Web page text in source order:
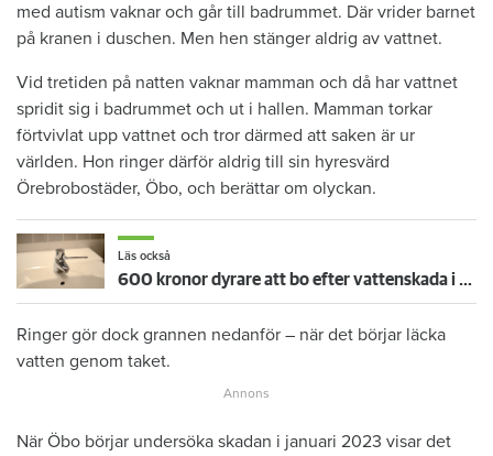
med autism vaknar och går till badrummet. Där vrider barnet
på kranen i duschen. Men hen stänger aldrig av vattnet.
Vid tretiden på natten vaknar mamman och då har vattnet
spridit sig i badrummet och ut i hallen. Mamman torkar
förtvivlat upp vattnet och tror därmed att saken är ur
världen. Hon ringer därför aldrig till sin hyresvärd
Örebrobostäder, Öbo, och berättar om olyckan.
Läs också
600 kronor dyrare att bo efter vattenskada i Varberg
Ringer gör dock grannen nedanför – när det börjar läcka
vatten genom taket.
När Öbo börjar undersöka skadan i januari 2023 visar det